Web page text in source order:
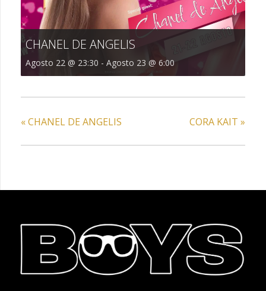
CHANEL DE ANGELIS
Agosto 22 @ 23:30 - Agosto 23 @ 6:00
«CHANEL DE ANGELIS CORA KAIT »